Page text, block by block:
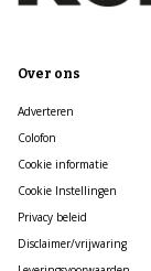
Over ons
Adverteren
Colofon
Cookie informatie
Cookie Instellingen
Privacy beleid
Disclaimer/vrijwaring